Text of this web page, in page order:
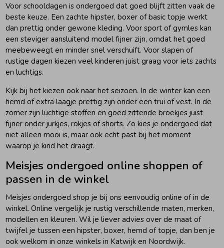
Voor schooldagen is ondergoed dat goed blijft zitten vaak de
beste keuze. Een zachte hipster, boxer of basic topje werkt
dan prettig onder gewone kleding. Voor sport of gymles kan
een steviger aansluitend model fijner zijn, omdat het goed
meebeweegt en minder snel verschuift. Voor slapen of
rustige dagen kiezen veel kinderen juist graag voor iets zachts
en luchtigs.
Kijk bij het kiezen ook naar het seizoen. In de winter kan een
hemd of extra laagje prettig zijn onder een trui of vest. In de
zomer zijn luchtige stoffen en goed zittende broekjes juist
fijner onder jurkjes, rokjes of shorts. Zo kies je ondergoed dat
niet alleen mooi is, maar ook echt past bij het moment
waarop je kind het draagt.
Meisjes ondergoed online shoppen of
passen in de winkel
Meisjes ondergoed shop je bij ons eenvoudig online of in de
winkel. Online vergelijk je rustig verschillende maten, merken,
modellen en kleuren. Wil je liever advies over de maat of
twijfel je tussen een hipster, boxer, hemd of topje, dan ben je
ook welkom in onze winkels in Katwijk en Noordwijk.